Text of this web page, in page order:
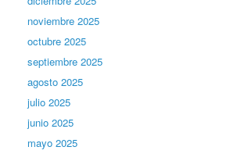
noviembre 2025
octubre 2025
septiembre 2025
agosto 2025
julio 2025
junio 2025
mayo 2025